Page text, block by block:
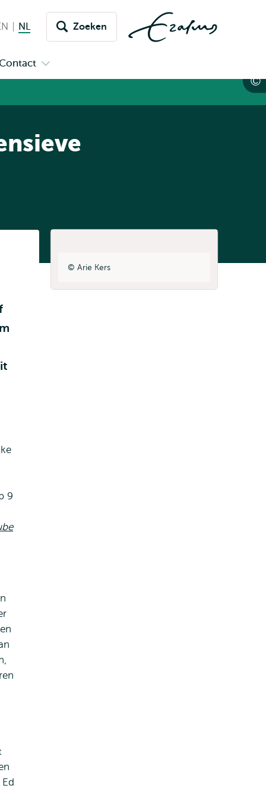
English
NLNederlands huidige taal
Zoeken
9
Arie Kers